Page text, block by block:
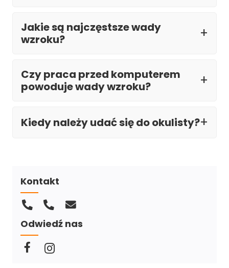
Jakie są najczęstsze wady
wzroku?
Czy praca przed komputerem
powoduje wady wzroku?
Kiedy należy udać się do okulisty?
Kontakt
Odwiedź nas